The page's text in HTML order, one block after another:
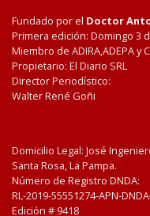
Fundado por el Doctor
Primera edición: Domingo 3
Miembro de ADIRA,ADEPA y
Propietario: El Diario SRL
Director Periodístico:
Walter René Goñi
Domicilio Legal: José
Santa Rosa, La Pampa.
Número de Registro DNDA:
RL-2019-55551274-APN-
Edición # 9418